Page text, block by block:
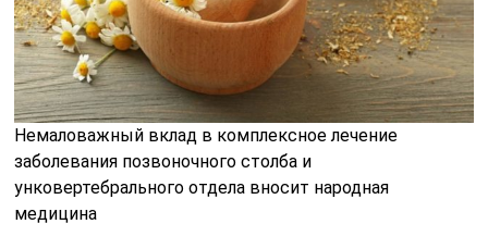
Немаловажный вклад в комплексное лечение
заболевания позвоночного столба и
унковертебрального отдела вносит народная
медицина